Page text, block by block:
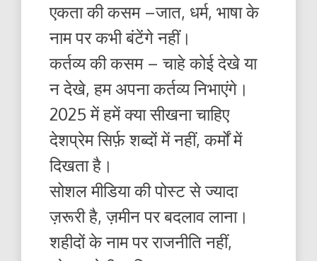
एकता की कसम –जात, धर्म, भाषा के
नाम पर कभी बंटेंगे नहीं।
कर्तव्य की कसम – चाहे कोई देखे या
न देखे, हम अपना कर्तव्य निभाएंगे।
2025 में हमें क्या सीखना चाहिए
देशप्रेम सिर्फ़ शब्दों में नहीं, कर्मों में
दिखता है।
सोशल मीडिया की पोस्ट से ज्यादा
ज़रूरी है, ज़मीन पर बदलाव लाना।
शहीदों के नाम पर राजनीति नहीं,